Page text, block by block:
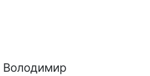
Володимир